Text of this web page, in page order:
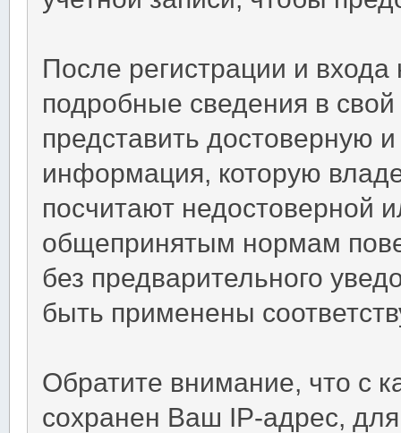
После регистрации и
подробные сведения в
представить
информация, которую
посчитают недостоверной
общепринятым нормам
без предварительного
быть применены
Обратите внимание, что с
сохранен Ваш IP-адрес,